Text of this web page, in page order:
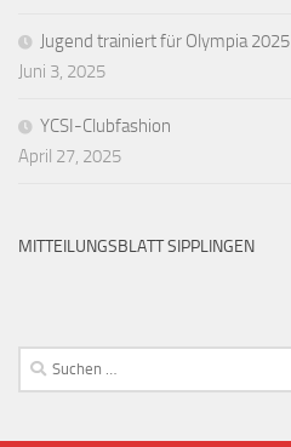
Jugend trainiert für Olympia 2025
Juni 3, 2025
YCSI-Clubfashion
April 27, 2025
MITTEILUNGSBLATT SIPPLINGEN
Suchen
nach: